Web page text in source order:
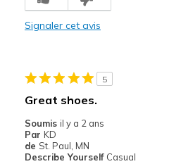
Comfortable
Width
Feels true to width
Sizing
Signaler cet avis
5
Great shoes.
Soumis il y a 2 ans
Par KD
de St. Paul, MN
Describe Yourself Casual